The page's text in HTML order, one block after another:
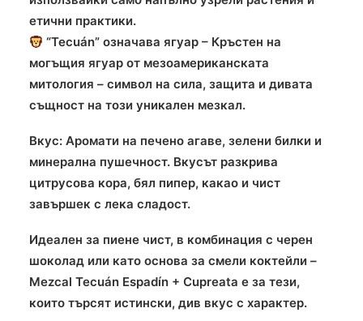
етични практики.
“Tecuán” означава ягуар – Кръстен на
могъщия ягуар от мезоамериканската
митология – символ на сила, защита и дивата
същност на този уникален мезкал.
Вкус: Аромати на печено агаве, зелени билки и
минерална пушечност. Вкусът разкрива
цитрусова кора, бял пипер, какао и чист
завършек с лека сладост.
Идеален за пиене чист, в комбинация с черен
шоколад или като основа за смели коктейли –
Mezcal Tecuán Espadín + Cupreata е за тези,
които търсят истински, див вкус с характер.